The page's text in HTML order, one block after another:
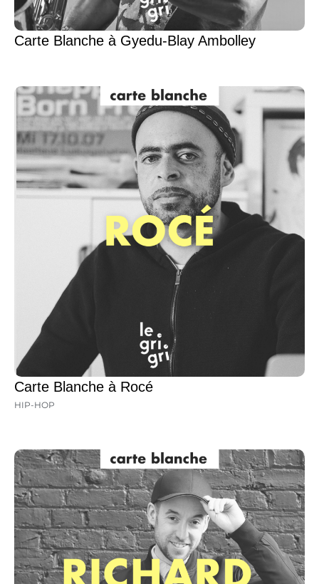
Carte Blanche à Gyedu-Blay Ambolley
Carte Blanche à Rocé
HIP-HOP